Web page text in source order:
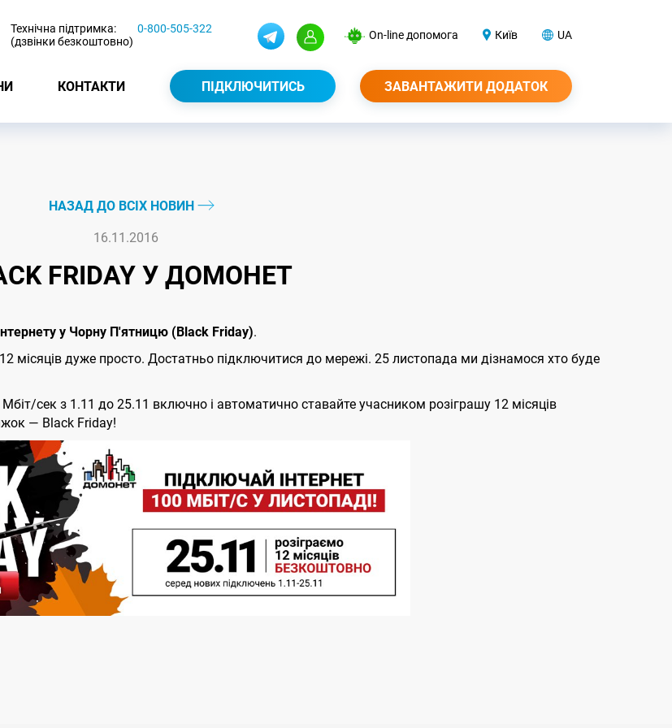
Технічна підтримка:
(дзвінки безкоштовно)
0-800-505-322 On-line допомога Київ UA
КОНТАКТИ ПІДКЛЮЧИТИСЬ ЗАВАНТАЖИТИ ДОДАТОК
НАЗАД ДО ВСІХ НОВИН
16.11.2016
FRIDAY У ДОМОНЕТ
у Чорну П'ятницю (Black Friday).
місяців дуже просто. Достатньо підключитися до мережі. 25 листопада ми дізнамося хто буде
сек з 1.11 до 25.11 включно і автоматично ставайте учасником розіграшу 12 місяців
— Black Friday!